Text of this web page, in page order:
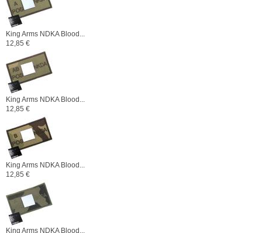
King Arms NDKA Blood...
12,85 €
King Arms NDKA Blood...
12,85 €
King Arms NDKA Blood...
12,85 €
King Arms NDKA Blood...